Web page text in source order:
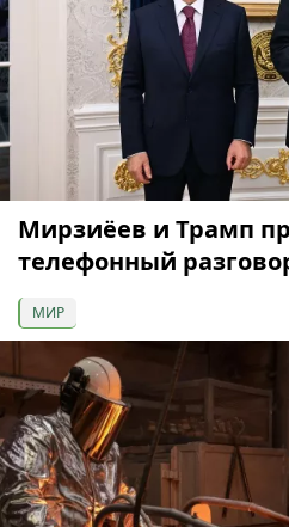
Мирзиёев и Трамп
телефонный
МИР